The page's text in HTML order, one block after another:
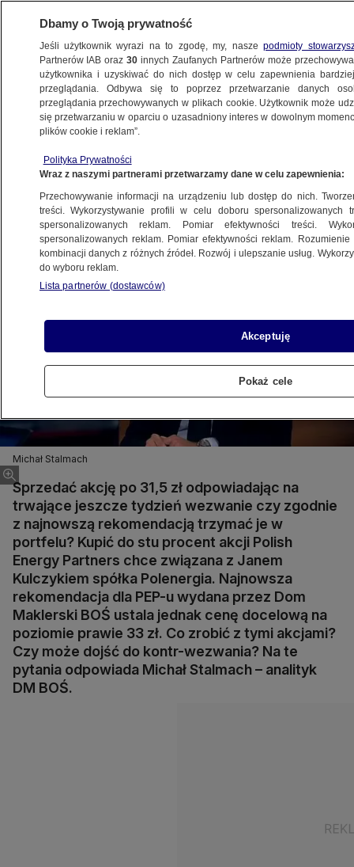
BIZNES
Z KRAJU
19.09.2012, 17:53
Udostępnij
Michał Stalmach
Sprzedać akcję po 31,5 zł odpowiadając na
trwające jeszcze tydzień wezwanie czy zgodnie
z najnowszą rekomendacją trzymać je w
portfelu? Kupić do stu procent akcji Polish
Energy Partners chce związana z Janem
Kulczykiem spółka Polenergia. Najnowsza
rekomendacja dla PEP-u wydana przez Dom
Maklerski BOŚ ustala jednak cenę docelową na
poziomie prawie 33 zł. Co zrobić z tymi akcjami?
Czy może dojść do kontr-wezwania? Na te
pytania odpowiada Michał Stalmach – analityk
DM BOŚ.
Dbamy o Twoją prywatność
Jeśli użytkownik wyrazi na to zgodę, my, naszepodmioty
Partnerów IAB oraz30 innych Zaufanych Partnerów może
użytkownika i uzyskiwać do nich dostęp w celu zapewnienia
przeglądania. Odbywa się to poprzez przetwarzanie danych
przeglądania przechowywanych w plikach cookie. Użytkownik może
się przetwarzaniu w oparciu o uzasadniony interes w dowolnym
plików cookie i reklam”.
Polityka Prywatności
Wraz z naszymi partnerami przetwarzamy dane w celu zapewnienia:
Przechowywanie informacji na urządzeniu lub dostęp do nich.
treści. Wykorzystywanie profili w celu doboru spersonalizowanych
spersonalizowanych reklam. Pomiar efektywności treści.
spersonalizowanych reklam. Pomiar efektywności reklam.
kombinacji danych z różnych źródeł. Rozwój i ulepszanie usług.
do wyboru reklam.
Lista partnerów (dostawców)
Akceptuję
Pokaż cele